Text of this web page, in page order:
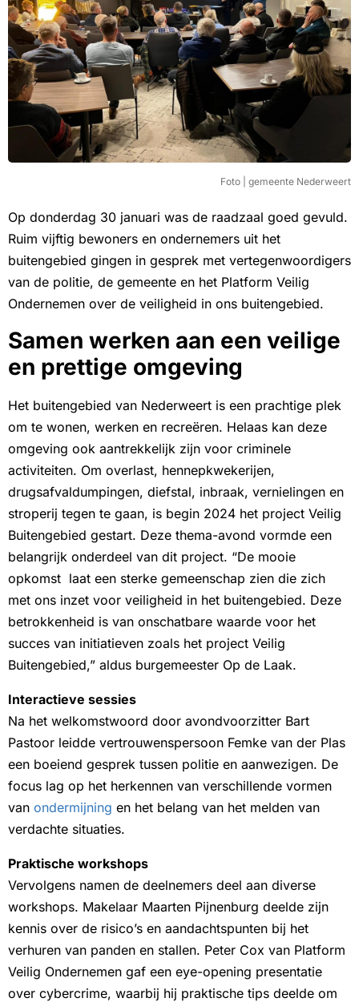
Foto | gemeente Nederweert
Op donderdag 30 januari was de raadzaal goed gevuld.
Ruim vijftig bewoners en ondernemers uit het
buitengebied gingen in gesprek met vertegenwoordigers
van de politie, de gemeente en het Platform Veilig
Ondernemen over de veiligheid in ons buitengebied.
Samen werken aan een veilige
en prettige omgeving
Het buitengebied van Nederweert is een prachtige plek
om te wonen, werken en recreëren. Helaas kan deze
omgeving ook aantrekkelijk zijn voor criminele
activiteiten. Om overlast, hennepkwekerijen,
drugsafvaldumpingen, diefstal, inbraak, vernielingen en
stroperij tegen te gaan, is begin 2024 het project Veilig
Buitengebied gestart. Deze thema-avond vormde een
belangrijk onderdeel van dit project. “De mooie
opkomst laat een sterke gemeenschap zien die zich
met ons inzet voor veiligheid in het buitengebied. Deze
betrokkenheid is van onschatbare waarde voor het
succes van initiatieven zoals het project Veilig
Buitengebied,” aldus burgemeester Op de Laak.
Interactieve sessies
Na het welkomstwoord door avondvoorzitter Bart
Pastoor leidde vertrouwenspersoon Femke van der Plas
een boeiend gesprek tussen politie en aanwezigen. De
focus lag op het herkennen van verschillende vormen
van ondermijning en het belang van het melden van
verdachte situaties.
Praktische workshops
Vervolgens namen de deelnemers deel aan diverse
workshops. Makelaar Maarten Pijnenburg deelde zijn
kennis over de risico’s en aandachtspunten bij het
verhuren van panden en stallen. Peter Cox van Platform
Veilig Ondernemen gaf een eye-opening presentatie
over cybercrime, waarbij hij praktische tips deelde om